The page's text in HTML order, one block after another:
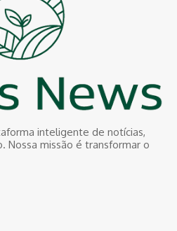
inteligente de notícias,
Nossa missão é transformar o